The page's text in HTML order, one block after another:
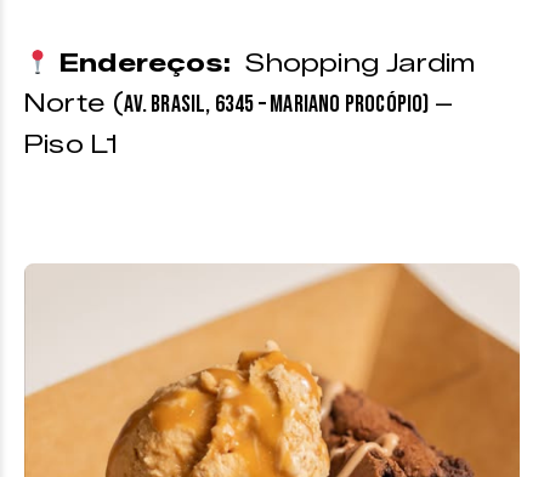
Endereços:Shopping Jardim
Norte (Av. Brasil, 6345 – Mariano Procópio) –
Piso L1